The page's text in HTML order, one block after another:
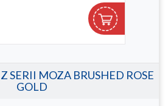
SERII MOZA BRUSHED ROSE
GOLD